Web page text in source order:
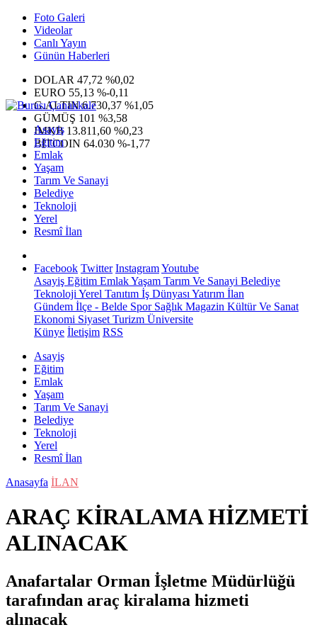
Foto Galeri
Videolar
Canlı Yayın
Günün Haberleri
DOLAR 47,72 %0,02
EURO 55,13 %-0,11
G.ALTIN6.730,37 %1,05
GÜMÜŞ 101 %3,58
IMKB 13.811,60 %0,23
BITCOIN 64.030 %-1,77
Asayiş
Eğitim
Emlak
Yaşam
Tarım Ve Sanayi
Belediye
Teknoloji
Yerel
Resmî İlan
Facebook Twitter InstagramYoutube
Asayiş Eğitim EmlakYaşam Tarım Ve Sanayi Belediye
Teknoloji Yerel Tanıtım İş Dünyası Yatırım İlan
Gündem İlçe - Belde SporSağlık Magazin Kültür Ve Sanat
Ekonomi Siyaset Turizm Üniversite
Künye İletişim RSS
Asayiş
Eğitim
Emlak
Yaşam
Tarım Ve Sanayi
Belediye
Teknoloji
Yerel
Resmî İlan
Anasayfa İLAN
ARAÇ KİRALAMA HİZMETİ
ALINACAK
Anafartalar Orman İşletme Müdürlüğü
tarafından araç kiralama hizmeti
alınacak